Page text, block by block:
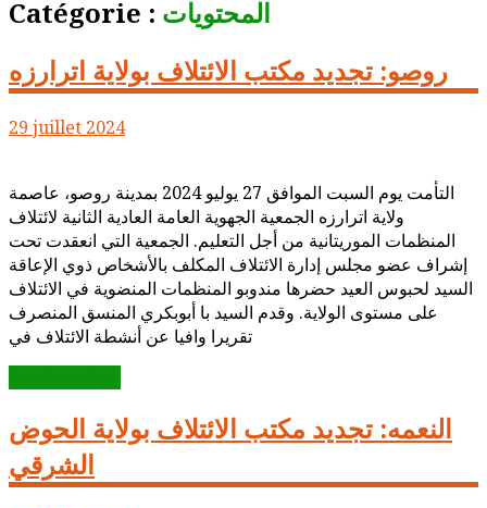
Catégorie : المحتويات
روصو: تجديد مكتب الائتلاف بولاية اترارزه
29 juillet 2024
التأمت يوم السبت الموافق 27 يوليو 2024 بمدينة روصو، عاصمة
ولاية اترارزه الجمعية الجهوية العامة العادية الثانية لائتلاف
المنظمات الموريتانية من أجل التعليم. الجمعية التي انعقدت تحت
إشراف عضو مجلس إدارة الائتلاف المكلف بالأشخاص ذوي الإعاقة
السيد لحبوس العيد حضرها مندوبو المنظمات المنضوية في الائتلاف
على مستوى الولاية. وقدم السيد با أبوبكري المنسق المنصرف
تقريرا وافيا عن أنشطة الائتلاف في
النعمه: تجديد مكتب الائتلاف بولاية الحوض
الشرقي